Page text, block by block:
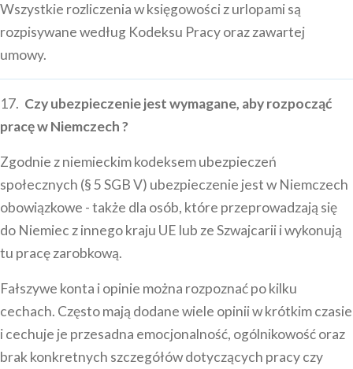
Wszystkie rozliczenia w księgowości z urlopami są
rozpisywane według Kodeksu Pracy oraz zawartej
umowy.
17. Czy ubezpieczenie jest wymagane, aby rozpocząć
pracę w Niemczech ?
Zgodnie z niemieckim kodeksem ubezpieczeń
społecznych (§ 5 SGB V) ubezpieczenie jest w Niemczech
obowiązkowe - także dla osób, które przeprowadzają się
do Niemiec z innego kraju UE lub ze Szwajcarii i wykonują
tu pracę zarobkową.
Fałszywe konta i opinie można rozpoznać po kilku
cechach. Często mają dodane wiele opinii w krótkim czasie
i cechuje je przesadna emocjonalność, ogólnikowość oraz
brak konkretnych szczegółów dotyczących pracy czy